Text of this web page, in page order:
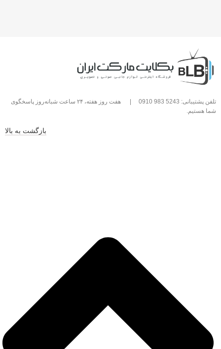
تلفن پشتیبانی: 5243 983 0910
هفت روز هفته، ۲۴ ساعت شبانه‌روز پاسخگوی
شما هستیم.
بازگشت به بالا